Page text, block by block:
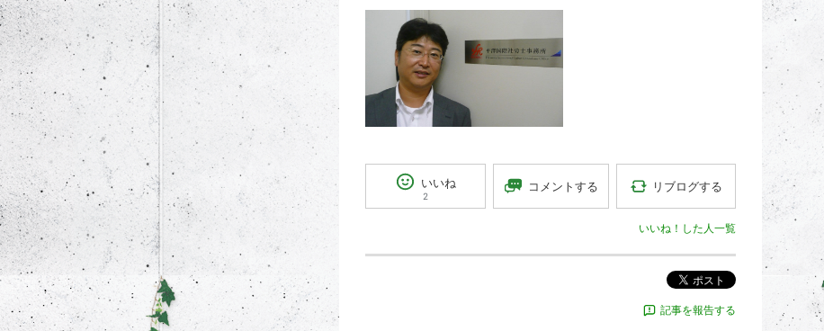
いいね
2
コメントする リブログする
いいね！した人一覧
ポスト
記事を報告する